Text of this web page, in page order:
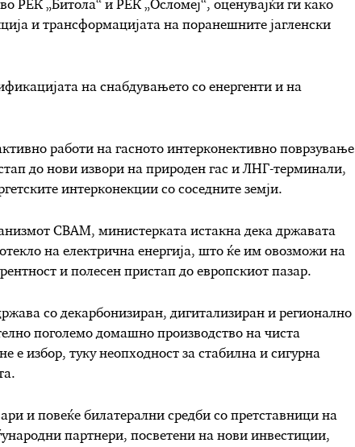
РЕК „Битола“ и РЕК „Осломеј“, оценувајќи ги како
и трансформацијата на поранешните јагленски
на снабдувањето со енергенти и на
работи на гасното интерконективно поврзување
до нови извори на природен гас и ЛНГ-терминали,
интерконекции со соседните земји.
CBAM, министерката истакна дека државата
на електрична енергија, што ќе им овозможи на
и полесен пристап до европскиот пазар.
со декарбонизиран, дигитализиран и регионално
поголемо домашно производство на чиста
е избор, туку неопходност за стабилна и сигурна
и повеќе билатерални средби со претставници на
партнери, посветени на нови инвестиции,